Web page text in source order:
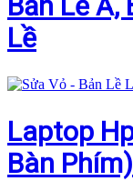
Lề
Laptop
Bàn